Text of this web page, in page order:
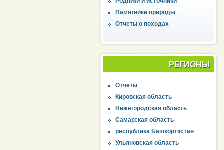
Памятники природы
Отчеты о походах
РЕГИОНЫ
Отчёты
Кировская область
Нижегородская область
Самарская область
республика Башкортостан
Ульяновская область